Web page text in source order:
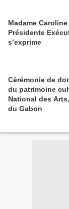
Madame Caroline
Présidente
s’exprime
Cérémonie de
du patrimoine
National des
du Gabon